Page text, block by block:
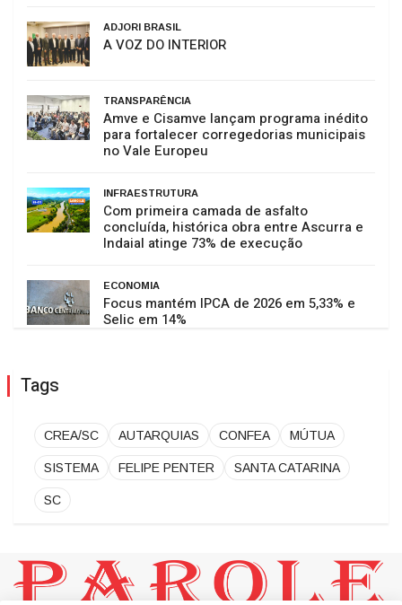
ADJORI BRASIL
A VOZ DO INTERIOR
TRANSPARÊNCIA
Amve e Cisamve lançam programa inédito
para fortalecer corregedorias municipais
no Vale Europeu
INFRAESTRUTURA
Com primeira camada de asfalto
concluída, histórica obra entre Ascurra e
Indaial atinge 73% de execução
ECONOMIA
Focus mantém IPCA de 2026 em 5,33% e
Selic em 14%
Tags
CREA/SC AUTARQUIAS CONFEA MÚTUA
SISTEMA FELIPE PENTER SANTA CATARINA
SC